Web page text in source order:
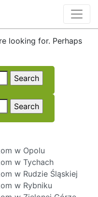
looking for. Perhaps
w Opolu
w Tychach
w Rudzie Śląskiej
w Rybniku